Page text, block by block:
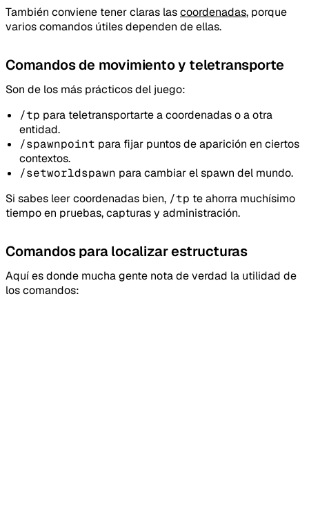
También conviene tener claras lascoordenadas, porque
varios comandos útiles dependen de ellas.
Comandos de movimiento y teletransporte
Son de los más prácticos del juego:
/tp para teletransportarte a coordenadas o a otra
entidad.
/spawnpoint para fijar puntos de aparición en ciertos
contextos.
/setworldspawn para cambiar el spawn del mundo.
Si sabes leer coordenadas bien, /tp te ahorra muchísimo
tiempo en pruebas, capturas y administración.
Comandos para localizar estructuras
Aquí es donde mucha gente nota de verdad la utilidad de
los comandos: